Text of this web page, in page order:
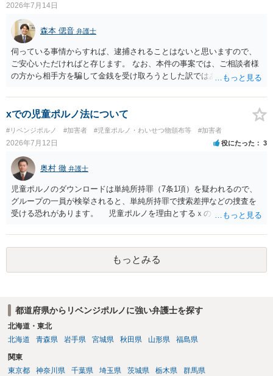
2026年7月14日
森本 偲音 弁護士
伺っている事情からすれば、逮捕されることはないと思いますので、
ご安心いただければと存じます。 なお、本件の事案では、ご相談者様
の方から相手方を騙して金銭を受け取ろうとした訳ではありませんの
xでの児童ポルノ法について
#リベンジポルノ #加害者 #児童ポルノ・わいせつ物頒布等 #加害者
2026年7月12日 役にたった 3
奥村 徹 弁護士
児童ポルノのダウンロードは単純所持罪（7条1項）を疑われるので、
グループの一員が検挙されると、単純所持罪で捜索差押などの捜査を
受ける恐れがあります。 児童ポルノを理由とするｘのアカウント凍
は珍しくない）、これも捜索差押を受けるおそれがあります
もっとみる
都道府県からリベンジポルノに強い弁護士を探す
北海道・東北
北海道
青森県 岩手県 宮城県 秋田県 山形県 福島県
関東
東京都
神奈川県 千葉県 埼玉県 茨城県 栃木県 群馬県